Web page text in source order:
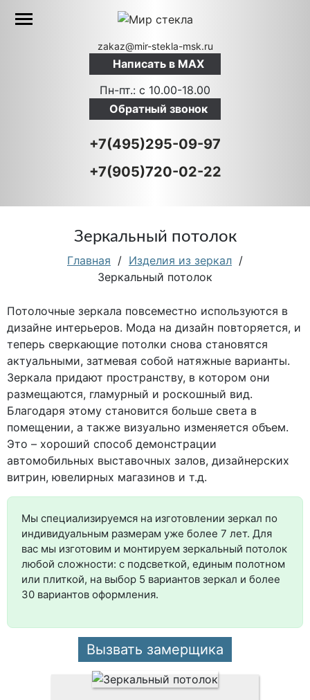
zakaz@mir-stekla-msk.ru
Написать в MAX
Пн-пт.: c 10.00-18.00
Обратный звонок
+7(495)295-09-97
+7(905)720-02-22
Зеркальный потолок
Главная / Изделия из зеркал /
Зеркальный потолок
Потолочные зеркала повсеместно используются в
дизайне интерьеров. Мода на дизайн повторяется, и
теперь сверкающие потолки снова становятся
актуальными, затмевая собой натяжные варианты.
Зеркала придают пространству, в котором они
размещаются, гламурный и роскошный вид.
Благодаря этому становится больше света в
помещении, а также визуально изменяется объем.
Это – хороший способ демонстрации
автомобильных выставочных залов, дизайнерских
витрин, ювелирных магазинов и т.д.
Мы специализируемся на изготовлении зеркал по
индивидуальным размерам уже более 7 лет. Для
вас мы изготовим и монтируем зеркальный потолок
любой сложности: с подсветкой, единым полотном
или плиткой, на выбор 5 вариантов зеркал и более
30 вариантов оформления.
Вызвать замерщика